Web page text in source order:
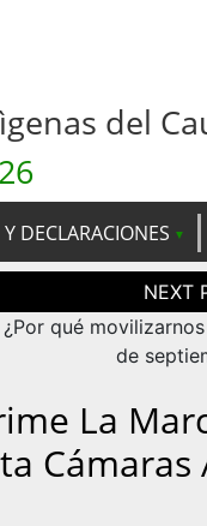
del
DECLARACIONES
¿Por qué
de
La
Cámaras